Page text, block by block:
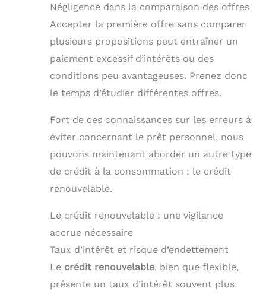
Négligence dans la comparaison des offres
Accepter la première offre sans comparer
plusieurs propositions peut entraîner un
paiement excessif d’intérêts ou des
conditions peu avantageuses. Prenez donc
le temps d’étudier différentes offres.
Fort de ces connaissances sur les erreurs à
éviter concernant le prêt personnel, nous
pouvons maintenant aborder un autre type
de crédit à la consommation : le crédit
renouvelable.
Le crédit renouvelable : une vigilance
accrue nécessaire
Taux d’intérêt et risque d’endettement
Le crédit renouvelable, bien que flexible,
présente un taux d’intérêt souvent plus